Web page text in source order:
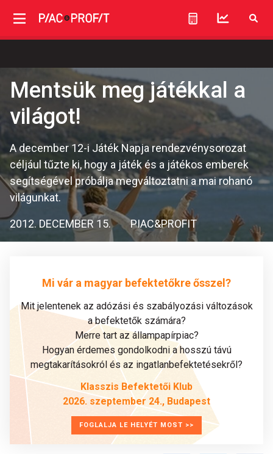
Mentsük meg játékkal a
világot!
A december 12-i Játék Napja rendezvénysorozat
céljául tűzte ki, hogy a játék és a játékos emberek
segítségével próbálja megváltoztatni a mai rohanó
világunkat.
2012. DECEMBER 15. PIAC&PROFIT
Mi vár a magyar befektetőkre ősszel?
Mit jelentenek az adózási és szabályozási változások
a befektetők számára?
Merre tart az állampapírpiac?
Hogyan érdemes gondolkodni a hosszú távú
megtakarításokról és az ingatlanbefektetésekről?
Klasszis Befektetői Klub
2026. szeptember 24., Budapest
FOGLALJA LE HELYÉT MOST >>